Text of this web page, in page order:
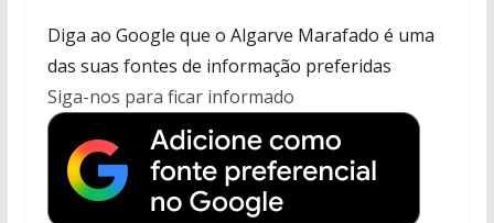
Diga ao Google que o Algarve Marafado é uma
das suas fontes de informação preferidas
Siga-nos para ficar informado